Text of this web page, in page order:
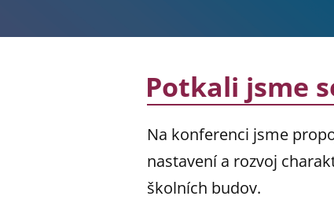
Potkali jsme
Na konferenci jsme
nastavení a rozvoj
školních budov.